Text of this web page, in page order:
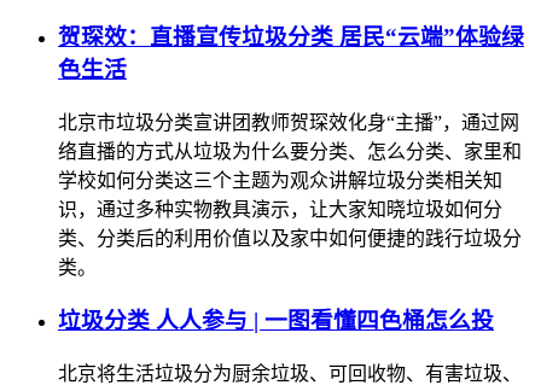
贺琛效：直播宣传垃圾分类 居民“云端”体验绿
色生活
北京市垃圾分类宣讲团教师贺琛效化身“主播”，通过网
络直播的方式从垃圾为什么要分类、怎么分类、家里和
学校如何分类这三个主题为观众讲解垃圾分类相关知
识，通过多种实物教具演示，让大家知晓垃圾如何分
类、分类后的利用价值以及家中如何便捷的践行垃圾分
类。
垃圾分类 人人参与 | 一图看懂四色桶怎么投
北京将生活垃圾分为厨余垃圾、可回收物、有害垃圾、